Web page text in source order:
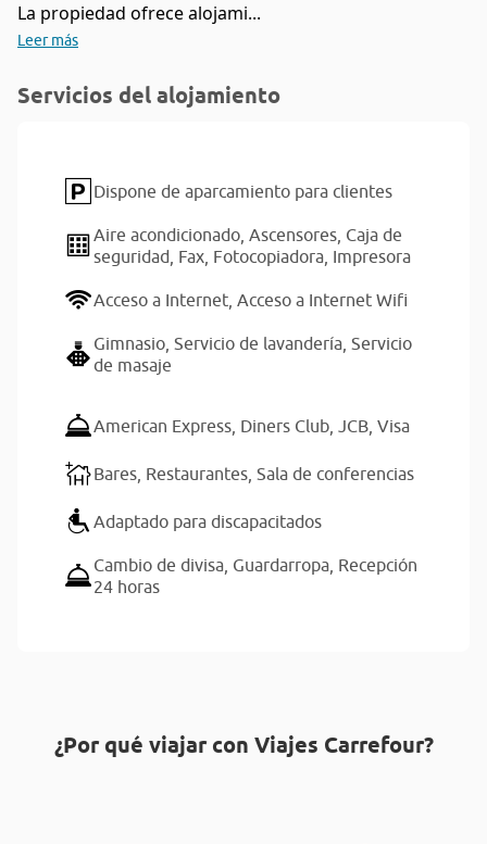
La propiedad ofrece alojami...
Leer más
Servicios del alojamiento
Dispone de aparcamiento para clientes
Aire acondicionado, Ascensores, Caja de
seguridad, Fax, Fotocopiadora, Impresora
Acceso a Internet, Acceso a Internet Wifi
Gimnasio, Servicio de lavandería, Servicio
de masaje
American Express, Diners Club, JCB, Visa
Bares, Restaurantes, Sala de conferencias
Adaptado para discapacitados
Cambio de divisa, Guardarropa, Recepción
24 horas
¿Por qué viajar con Viajes Carrefour?